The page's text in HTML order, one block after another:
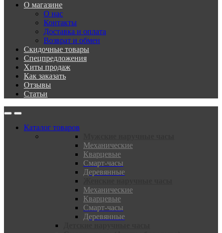
О магазине
О нас
Контакты
Доставка и оплата
Возврат и обмен
Скидочные товары
Спецпредложения
Хиты продаж
Как заказать
Отзывы
Статьи
Каталог товаров
Механические
Кварцевые
Смарт-часы
Деревянные
Механические
Кварцевые
Смарт-часы
Деревянные